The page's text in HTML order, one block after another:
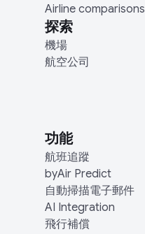
Airline comparisons
探索
機場
航空公司
功能
航班追蹤
byAir Predict
自動掃描電子郵件
AI Integration
飛行補償